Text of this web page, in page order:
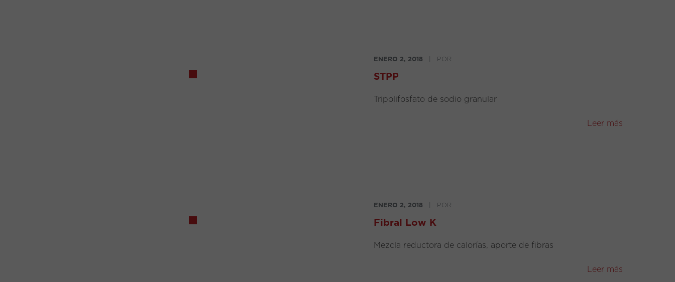
ENERO 2, 2018 POR
STPP
Tripolifosfato de sodio granular
Leer más
ENERO 2, 2018 POR
Fibral Low K
Mezcla reductora de calorías, aporte de fibras
Leer más